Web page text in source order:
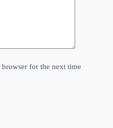
for the next time